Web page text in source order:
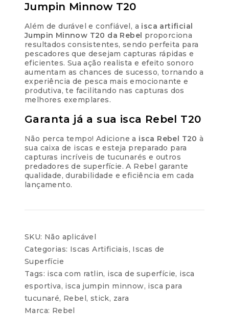
Jumpin Minnow T20
Além de durável e confiável, a isca artificial
Jumpin Minnow T20 da Rebel proporciona
resultados consistentes, sendo perfeita para
pescadores que desejam capturas rápidas e
eficientes. Sua ação realista e efeito sonoro
aumentam as chances de sucesso, tornando a
experiência de pesca mais emocionante e
produtiva, te facilitando nas capturas dos
melhores exemplares.
Garanta já a sua isca Rebel T20
Não perca tempo! Adicione a isca Rebel T20 à
sua caixa de iscas e esteja preparado para
capturas incríveis de tucunarés e outros
predadores de superfície. A Rebel garante
qualidade, durabilidade e eficiência em cada
lançamento.
SKU: Não aplicável
Categorias: Iscas Artificiais, Iscas de
Superfície
Tags: isca com ratlin, isca de superfície, isca
esportiva, isca jumpin minnow, isca para
tucunaré, Rebel, stick, zara
Marca: Rebel